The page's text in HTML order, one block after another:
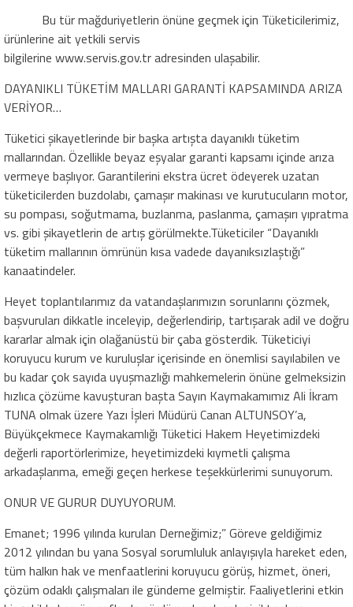
Bu tür mağduriyetlerin önüne geçmek için Tüketicilerimiz,
ürünlerine ait yetkili servis
bilgilerine www.servis.gov.tradresinden ulaşabilir.
DAYANIKLI TÜKETİM MALLARI GARANTİ KAPSAMINDA ARIZA
VERİYOR…
Tüketici şikayetlerinde bir başka artışta dayanıklı tüketim
mallarından. Özellikle beyaz eşyalar garanti kapsamı içinde arıza
vermeye başlıyor. Garantilerini ekstra ücret ödeyerek uzatan
tüketicilerden buzdolabı, çamaşır makinası ve kurutucuların motor,
su pompası, soğutmama, buzlanma, paslanma, çamaşırı yıpratma
vs. gibi şikayetlerin de artış görülmekte.Tüketiciler “Dayanıklı
tüketim mallarının ömrünün kısa vadede dayanıksızlaştığı”
kanaatindeler.
Heyet toplantılarımız da vatandaşlarımızın sorunlarını çözmek,
başvuruları dikkatle inceleyip, değerlendirip, tartışarak adil ve doğru
kararlar almak için olağanüstü bir çaba gösterdik. Tüketiciyi
koruyucu kurum ve kuruluşlar içerisinde en önemlisi sayılabilen ve
bu kadar çok sayıda uyuşmazlığı mahkemelerin önüne gelmeksizin
hızlıca çözüme kavuşturan başta Sayın Kaymakamımız Ali İkram
TUNA olmak üzere Yazı İşleri Müdürü Canan ALTUNSOY’a,
Büyükçekmece Kaymakamlığı Tüketici Hakem Heyetimizdeki
değerli raportörlerimize, heyetimizdeki kıymetli çalışma
arkadaşlarıma, emeği geçen herkese teşekkürlerimi sunuyorum.
ONUR VE GURUR DUYUYORUM.
Emanet; 1996 yılında kurulan Derneğimiz;” Göreve geldiğimiz
2012 yılından bu yanaSosyal sorumluluk anlayışıyla hareket eden,
tüm halkın hak ve menfaatlerini koruyucu görüş, hizmet, öneri,
çözüm odaklı çalışmaları ile gündeme gelmiştir. Faaliyetlerini etkin